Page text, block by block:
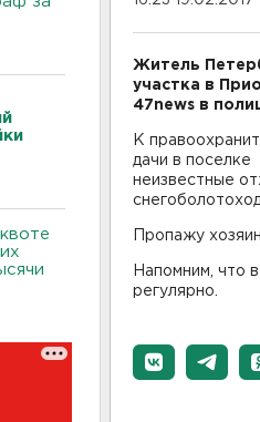
Житель
участка в
47news в
К
дачи в
неизвестные
снегоболотоход.
Пропажу
Напомним, что
регулярно.